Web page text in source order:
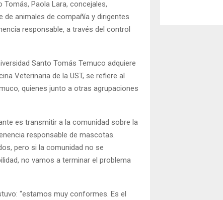
Tomás, Paola Lara, concejales,
animales de compañía y dirigentes
responsable, a través del control
Santo Tomás Temuco adquiere
Veterinaria de la UST, se refiere al
quienes junto a otras agrupaciones
es transmitir a la comunidad sobre la
responsable de mascotas.
pero si la comunidad no se
no vamos a terminar el problema
“estamos muy conformes. Es el